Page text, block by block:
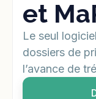
et
Le seul
dossiers de
l’avance de